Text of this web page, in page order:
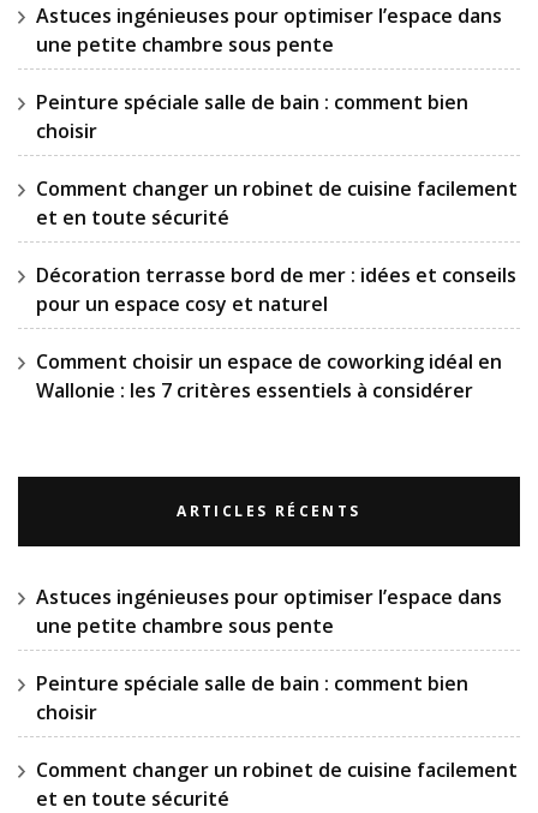
Astuces ingénieuses pour optimiser l’espace dans
une petite chambre sous pente
Peinture spéciale salle de bain : comment bien
choisir
Comment changer un robinet de cuisine facilement
et en toute sécurité
Décoration terrasse bord de mer : idées et conseils
pour un espace cosy et naturel
Comment choisir un espace de coworking idéal en
Wallonie : les 7 critères essentiels à considérer
ARTICLES RÉCENTS
Astuces ingénieuses pour optimiser l’espace dans
une petite chambre sous pente
Peinture spéciale salle de bain : comment bien
choisir
Comment changer un robinet de cuisine facilement
et en toute sécurité